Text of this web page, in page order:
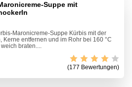
Suppe mit
Maronicreme-Suppe Kürbis mit der
entfernen und im Rohr bei 160 °C
braten....
(177 Bewertungen)